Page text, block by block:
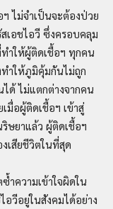
ฯ ไม่จำเป็นจะต้องป่วย
เอชไอวี ซึ่งครอบคลุม
ำให้ผู้ติดเชื้อฯ ทุกคน
ทำให้ภูมิคุ้มกันไม่ถูก
ด้ ไม่แตกต่างจากคน
มื่อผู้ติดเชื้อฯ เข้าสู่
ษยาแล้ว ผู้ติดเชื้อฯ
เสียชีวิตในที่สุด
ำความเข้าใจผิดใน
อวีอยู่ในสังคมได้อย่าง